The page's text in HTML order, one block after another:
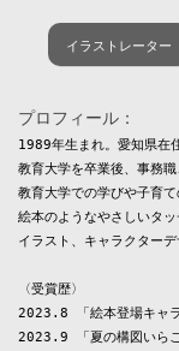
イラストレーター
プロフィール：
1989年生まれ。愛知県在
教育大学を卒業後、事務
教育大学での学びや子育
絵本のようなやさしいタ
イラスト、キャラクター
〈受賞歴〉
2023.8 「絵本登場キャラ
2023.9 「夏の構図いら